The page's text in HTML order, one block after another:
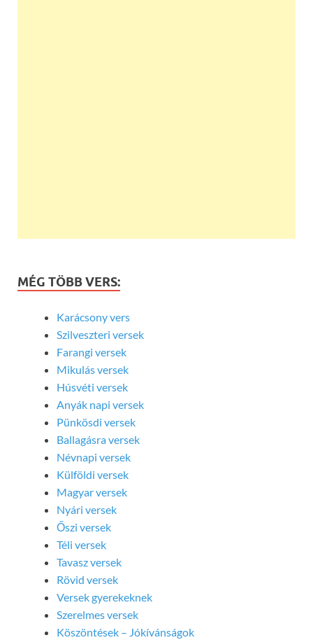
MÉG TÖBB VERS:
Karácsony vers
Szilveszteri versek
Farangi versek
Mikulás versek
Húsvéti versek
Anyák napi versek
Pünkösdi versek
Ballagásra versek
Névnapi versek
Külföldi versek
Magyar versek
Nyári versek
Őszi versek
Téli versek
Tavasz versek
Rövid versek
Versek gyerekeknek
Szerelmes versek
Köszöntések – Jókívánságok